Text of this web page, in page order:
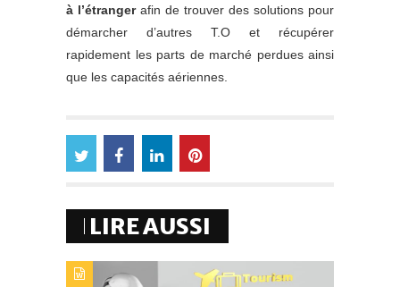
à l’étranger afin de trouver des solutions pour
démarcher d’autres T.O et récupérer
rapidement les parts de marché perdues ainsi
que les capacités aériennes.
LIRE AUSSI
TYPE DE PUBLICATION : ALERTES_INFOSTITRE : IA : LE